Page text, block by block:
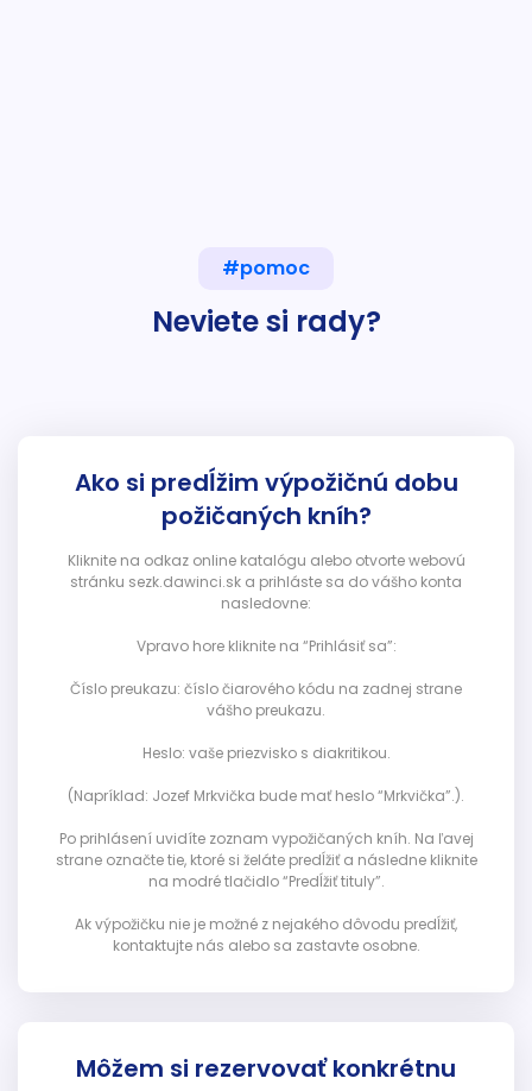
#pomoc
Neviete si rady?
Ako si predĺžim výpožičnú dobu
požičaných kníh?
Kliknite na odkaz online katalógu alebo otvorte webovú
stránku sezk.dawinci.sk a prihláste sa do vášho konta
nasledovne:
Vpravo hore kliknite na “Prihlásiť sa”:
Číslo preukazu: číslo čiarového kódu na zadnej strane
vášho preukazu.
Heslo: vaše priezvisko s diakritikou.
(Napríklad: Jozef Mrkvička bude mať heslo “Mrkvička”.).
Po prihlásení uvidíte zoznam vypožičaných kníh. Na ľavej
strane označte tie, ktoré si želáte predĺžiť a následne kliknite
na modré tlačidlo “Predĺžiť tituly”.
Ak výpožičku nie je možné z nejakého dôvodu predĺžiť,
kontaktujte nás alebo sa zastavte osobne.
Môžem si rezervovať konkrétnu